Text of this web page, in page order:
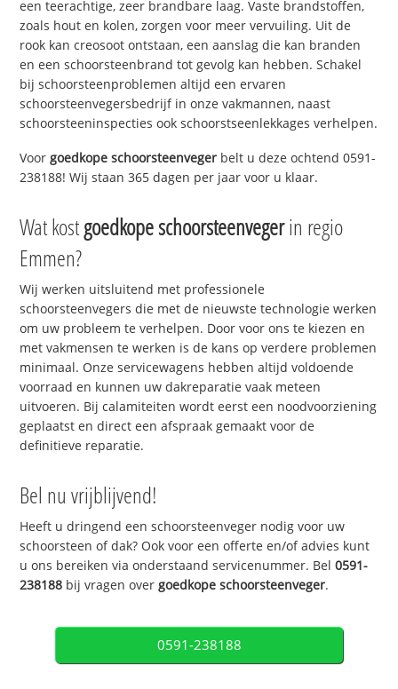
een teerachtige, zeer brandbare laag. Vaste brandstoffen,
zoals hout en kolen, zorgen voor meer vervuiling. Uit de
rook kan creosoot ontstaan, een aanslag die kan branden
en een schoorsteenbrand tot gevolg kan hebben. Schakel
bij schoorsteenproblemen altijd een ervaren
schoorsteenvegersbedrijf in onze vakmannen, naast
schoorsteeninspecties ook schoorstseenlekkages verhelpen.
Voorgoedkope schoorsteenveger belt u deze ochtend 0591-
238188! Wij staan 365 dagen per jaar voor u klaar.
Wat kostgoedkope schoorsteenvegerin regio
Emmen?
Wij werken uitsluitend met professionele
schoorsteenvegers die met de nieuwste technologie werken
om uw probleem te verhelpen. Door voor ons te kiezen en
met vakmensen te werken is de kans op verdere problemen
minimaal. Onze servicewagens hebben altijd voldoende
voorraad en kunnen uw dakreparatie vaak meteen
uitvoeren. Bij calamiteiten wordt eerst een noodvoorziening
geplaatst en direct een afspraak gemaakt voor de
definitieve reparatie.
Bel nu vrijblijvend!
Heeft u dringend een schoorsteenveger nodig voor uw
schoorsteen of dak? Ook voor een offerte en/of advies kunt
u ons bereiken via onderstaand servicenummer. Bel0591-
238188 bij vragen over goedkope schoorsteenveger.
0591-238188